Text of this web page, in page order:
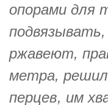
опорами для
ржавеют,
метра,
перцев, им